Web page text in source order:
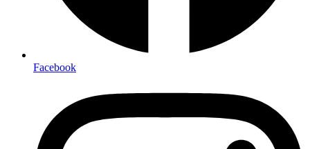
Facebook